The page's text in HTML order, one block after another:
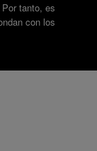
tanto, es
con los